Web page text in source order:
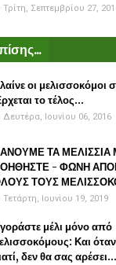
Τρίτη, Σεπτεμβρίου 27,
οι μελισσοκόμοι
το τέλος...
Δευτέρα, Ιουνίου 06, 2016
ΤΑ ΜΕΛΙΣΣΙΑ
- ΦΩΝΗ
ΤΟΥΣ
Τετάρτη, Ιουνίου 19, 2019
μέλι μόνο από
Και
δεν θα σας